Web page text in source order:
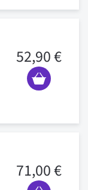
52,90 €
71,00 €